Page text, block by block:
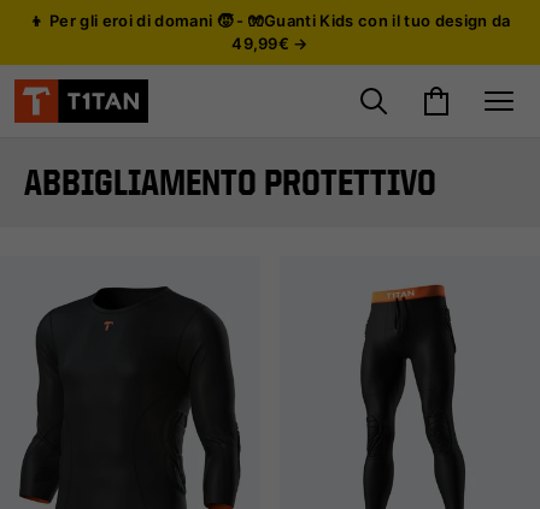
👦 Per gli eroi di domani 🧒 - 🧤Guanti Kids con il tuo design da
49,99€ →
Cerca prodotti
CarrelloSite
ABBIGLIAMENTO PROTETTIVO